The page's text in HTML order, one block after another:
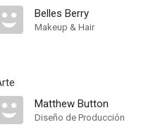
Belles Berry
Makeup & Hair
Matthew Button
Diseño de Producción